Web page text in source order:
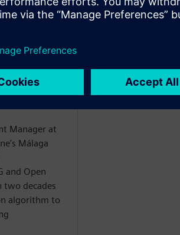
Manager at
Málaga
and Open
two decades
algorithm to